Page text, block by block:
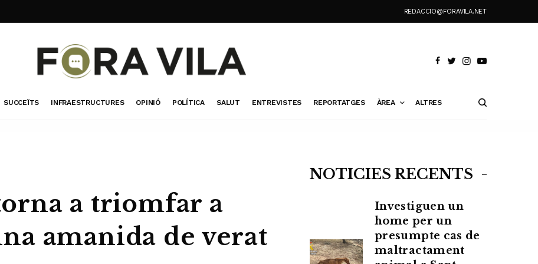
REDACCIO@FORAVILA.NET
SUCCEÏTS INFRAESTRUCTURES OPINIÓ POLÍTICA SALUT ENTREVISTES REPORTATGES ÀREA ALTRES
a triomfar a
amanida de verat
NOTÍCIES RECENTS
Investiguen un
home per un
presumpte cas de
maltractament